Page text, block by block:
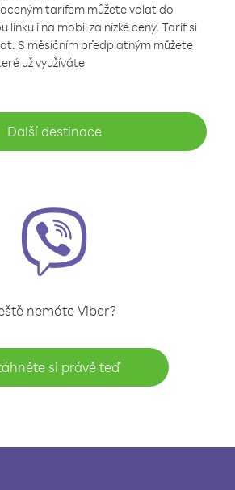
tarifem můžete volat do
linku i na mobil za nízké ceny. Tarif si
S měsíčním předplatným můžete
už využíváte
Další destinace
nemáte Viber?
si právě teď